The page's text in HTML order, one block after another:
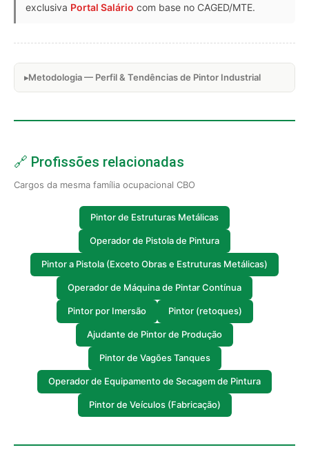
exclusiva Portal Salário com base no CAGED/MTE.
Metodologia — Perfil & Tendências de Pintor Industrial
🔗 Profissões relacionadas
Cargos da mesma família ocupacional CBO
Pintor de Estruturas Metálicas
Operador de Pistola de Pintura
Pintor a Pistola (Exceto Obras e Estruturas Metálicas)
Operador de Máquina de Pintar Contínua
Pintor por Imersão Pintor (retoques)
Ajudante de Pintor de Produção
Pintor de Vagões Tanques
Operador de Equipamento de Secagem de Pintura
Pintor de Veículos (Fabricação)